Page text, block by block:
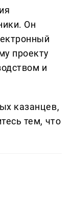
Он
проекту
и
казанцев,
тем, что